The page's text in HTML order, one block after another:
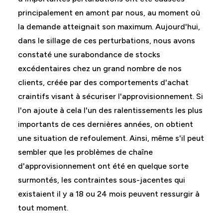
principalement en amont par nous, au moment où
la demande atteignait son maximum. Aujourd'hui,
dans le sillage de ces perturbations, nous avons
constaté une surabondance de stocks
excédentaires chez un grand nombre de nos
clients, créée par des comportements d'achat
craintifs visant à sécuriser l'approvisionnement. Si
l'on ajoute à cela l'un des ralentissements les plus
importants de ces dernières années, on obtient
une situation de refoulement. Ainsi, même s'il peut
sembler que les problèmes de chaîne
d'approvisionnement ont été en quelque sorte
surmontés, les contraintes sous-jacentes qui
existaient il y a 18 ou 24 mois peuvent ressurgir à
tout moment.